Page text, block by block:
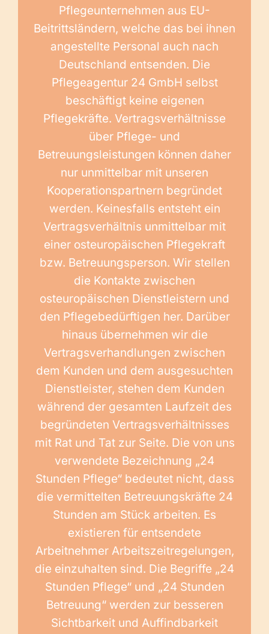
Pflegeunternehmen aus EU-
Beitrittsländern, welche das bei ihnen
angestellte Personal auch nach
Deutschland entsenden. Die
Pflegeagentur 24 GmbH selbst
beschäftigt keine eigenen
Pflegekräfte. Vertragsverhältnisse
über Pflege- und
Betreuungsleistungen können daher
nur unmittelbar mit unseren
Kooperationspartnern begründet
werden. Keinesfalls entsteht ein
Vertragsverhältnis unmittelbar mit
einer osteuropäischen Pflegekraft
bzw. Betreuungsperson. Wir stellen
die Kontakte zwischen
osteuropäischen Dienstleistern und
den Pflegebedürftigen her. Darüber
hinaus übernehmen wir die
Vertragsverhandlungen zwischen
dem Kunden und dem ausgesuchten
Dienstleister, stehen dem Kunden
während der gesamten Laufzeit des
begründeten Vertragsverhältnisses
mit Rat und Tat zur Seite. Die von uns
verwendete Bezeichnung „24
Stunden Pflege“ bedeutet nicht, dass
die vermittelten Betreuungskräfte 24
Stunden am Stück arbeiten. Es
existieren für entsendete
Arbeitnehmer Arbeitszeitregelungen,
die einzuhalten sind. Die Begriffe „24
Stunden Pflege“ und „24 Stunden
Betreuung“ werden zur besseren
Sichtbarkeit und Auffindbarkeit